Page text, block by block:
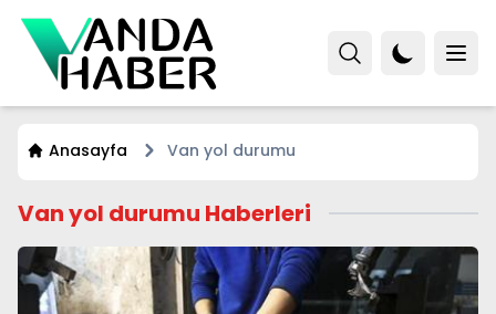
Anasayfa Van yol durumu
Van yol durumu Haberleri